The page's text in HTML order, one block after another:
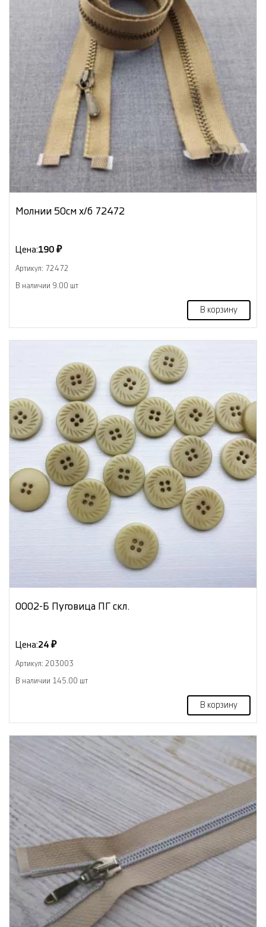
Молнии 50см х/б 72472
Цена:190 ₽
Артикул: 72472
В наличии 9.00 шт
В корзину
0002-Б Пуговица ПГ скл.
Цена:24 ₽
Артикул: 203003
В наличии 145.00 шт
В корзину